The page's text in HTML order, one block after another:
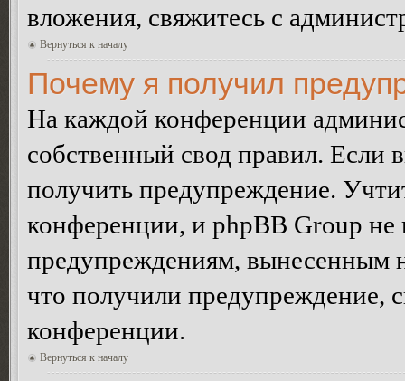
вложения, свяжитесь с
Вернуться к началу
Почему я получил
На каждой конференции
собственный свод правил.
получить предупреждение.
конференции, и phpBB Group не
предупреждениям, вынесенным
что получили предупреждение,
конференции.
Вернуться к началу